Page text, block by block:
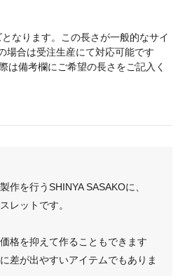
なります。この長さが一般的なサイ
場合は受注生産にて対応可能です
は備考欄にご希望の長さをご記入く
作を行うSHINYA SASAKOに、
レットです。
格を抑えて作ることもできます
差が出やすいアイテムでもありま